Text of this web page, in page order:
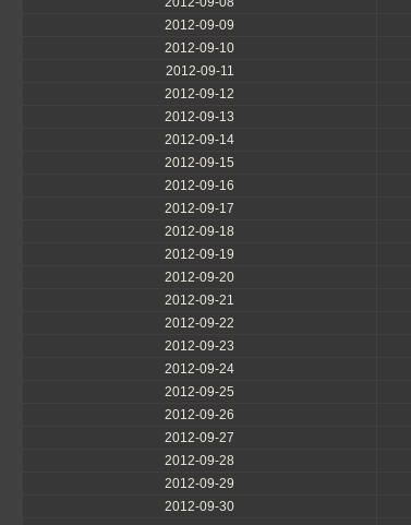
2012-09-09
2012-09-10
2012-09-11
2012-09-12
2012-09-13
2012-09-14
2012-09-15
2012-09-16
2012-09-17
2012-09-18
2012-09-19
2012-09-20
2012-09-21
2012-09-22
2012-09-23
2012-09-24
2012-09-25
2012-09-26
2012-09-27
2012-09-28
2012-09-29
2012-09-30